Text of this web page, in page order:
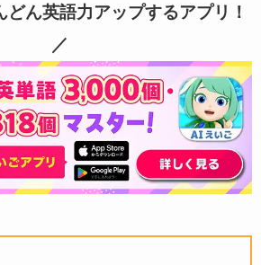
どん英語力アップするアプリ！
／